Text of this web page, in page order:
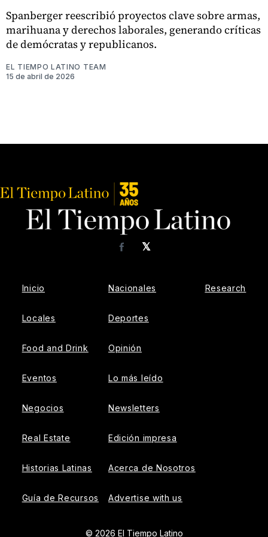
Spanberger reescribió proyectos clave sobre armas,
marihuana y derechos laborales, generando críticas
de demócratas y republicanos.
EL TIEMPO LATINO TEAM
15 de abril de 2026
𝕏
Facebook
Inicio
Locales
Food and Drink
Eventos
Negocios
Real Estate
Historias Latinas
Guía de Recursos
Nacionales
Deportes
Opinión
Lo más leído
Newsletters
Edición impresa
Acerca de Nosotros
Advertise with us
Research
© 2026 El Tiempo Latino